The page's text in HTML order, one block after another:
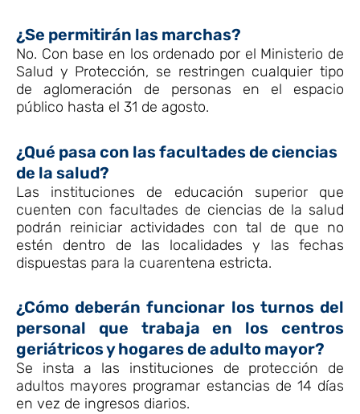
¿Se permitirán las marchas?
No. Con base en los ordenado por el Ministerio de
Salud y Protección, se restringen cualquier tipo
de aglomeración de personas en el espacio
público hasta el 31 de agosto.
¿Qué pasa con las facultades de ciencias
de la salud?
Las instituciones de educación superior que
cuenten con facultades de ciencias de la salud
podrán reiniciar actividades con tal de que no
estén dentro de las localidades y las fechas
dispuestas para la cuarentena estricta.
¿Cómo deberán funcionar los turnos del
personal que trabaja en los centros
geriátricos y hogares de adulto mayor?
Se insta a las instituciones de protección de
adultos mayores programar estancias de 14 días
en vez de ingresos diarios.